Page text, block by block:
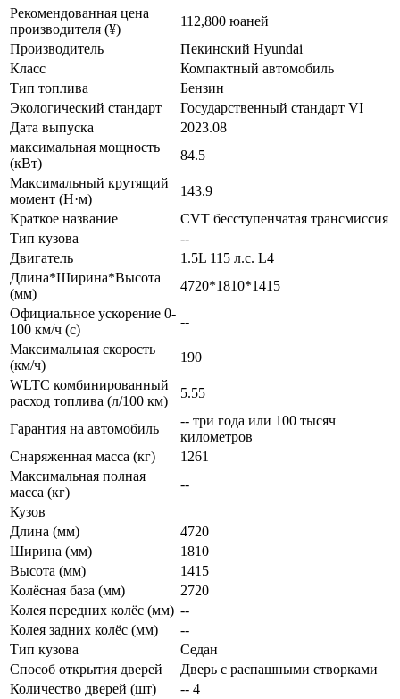
Рекомендованная цена
производителя (¥)
112,800 юаней
Производитель
Пекинский Hyundai
Класс
Компактный автомобиль
Тип топлива
Бензин
Экологический стандарт
Государственный стандарт VI
Дата выпуска
2023.08
максимальная мощность
(кВт)
84.5
Максимальный крутящий
момент (Н·м)
143.9
Краткое название
CVT бесступенчатая трансмиссия
Тип кузова
--
Двигатель
1.5L 115 л.с. L4
Длина*Ширина*Высота
(мм)
4720*1810*1415
Официальное ускорение 0-
100 км/ч (с)
--
Максимальная скорость
(км/ч)
190
WLTC комбинированный
расход топлива (л/100 км)
5.55
Гарантия на автомобиль
-- три года или 100 тысяч
километров
Снаряженная масса (кг)
1261
Максимальная полная
масса (кг)
--
Кузов
Длина (мм)
4720
Ширина (мм)
1810
Высота (мм)
1415
Колёсная база (мм)
2720
Колея передних колёс (мм) --
Колея задних колёс (мм)
--
Тип кузова
Седан
Способ открытия дверей
Дверь с распашными створками
Количество дверей (шт)
-- 4